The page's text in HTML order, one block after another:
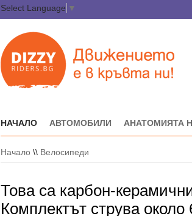
Select Language ▼
НАЧАЛО АВТОМОБИЛИ АНАТОМИЯТА
Начало \\ Велосипеди
Това са карбон-
Комплектът струва около